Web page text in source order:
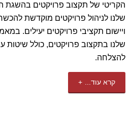
הקריטי של תקצוב פרויקטים בהשגת
שלנו לניהול פרויקטים מוקדשת
ויישום תקציבי פרויקטים יעילים.
שלנו בתקצוב פרויקטים, כולל שיטות
להצלחה.
קרא עוד...